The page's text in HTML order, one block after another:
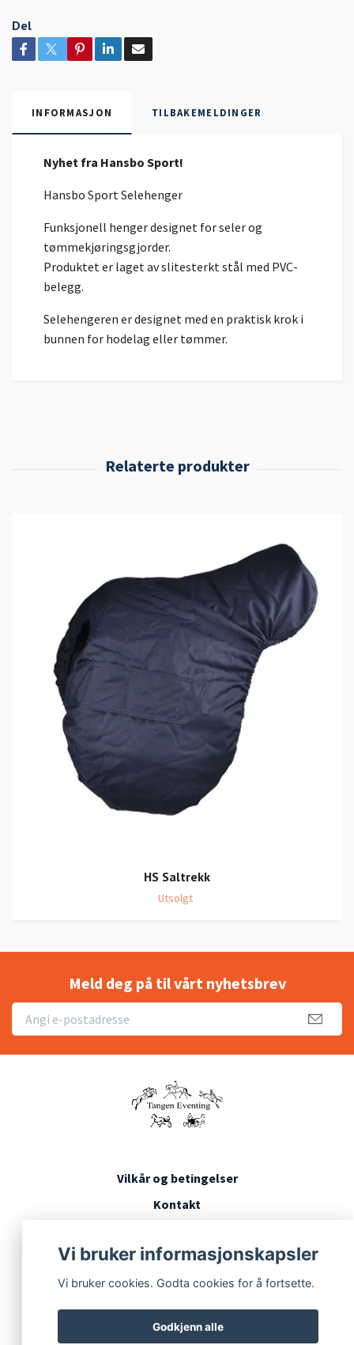
Del
INFORMASJON TILBAKEMELDINGER
Nyhet fra Hansbo Sport!
Hansbo Sport Selehenger
Funksjonell henger designet for seler og
tømmekjøringsgjorder.
Produktet er laget av slitesterkt stål med PVC-
belegg.
Selehengeren er designet med en praktisk krok i
bunnen for hodelag eller tømmer.
HS Saltrekk
Utsolgt
Meld deg på til vårt nyhetsbrev
Vilkår og betingelser
Kontakt
Vi bruker informasjonskapsler
Vi bruker cookies. Godta cookies for å fortsette.
Godkjenn alle